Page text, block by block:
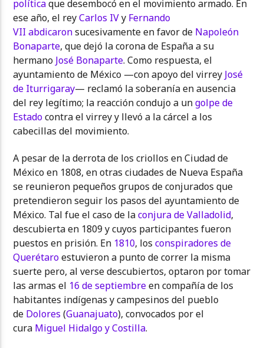
políticaque desembocó en el movimiento armado. En
ese año, el reyCarlos IVy Fernando
VII abdicaronsucesivamente en favor de Napoleón
Bonaparte, que dejó la corona de España a su
hermano José Bonaparte. Como respuesta, el
ayuntamiento de México —con apoyo del virrey José
de Iturrigaray— reclamó la soberanía en ausencia
del rey legítimo; la reacción condujo a ungolpe de
Estadocontra el virrey y llevó a la cárcel a los
cabecillas del movimiento.
A pesar de la derrota de los criollos en Ciudad de
México en 1808, en otras ciudades de Nueva España
se reunieron pequeños grupos de conjurados que
pretendieron seguir los pasos del ayuntamiento de
México. Tal fue el caso de laconjura de Valladolid,
descubierta en 1809 y cuyos participantes fueron
puestos en prisión. En 1810, losconspiradores de
Querétaroestuvieron a punto de correr la misma
suerte pero, al verse descubiertos, optaron por tomar
las armas el 16 de septiembreen compañía de los
habitantes indígenas y campesinos del pueblo
de Dolores (Guanajuato), convocados por el
cura Miguel Hidalgo y Costilla.